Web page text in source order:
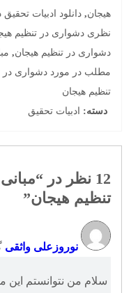
هیجان,دانلود ادبیات
نظری دشواری در تنظیم
دشواری در تنظیم هیجان,
مطلب در مورد دشواری در
تنظیم هیجان
دسته:ادبیات تحقیق
12 نظر در “
تنظیم هیجان”
نوروزعلی واثقی
سلام من نتوانستم این